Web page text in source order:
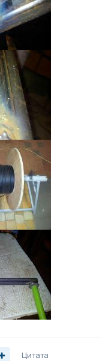
Цитата